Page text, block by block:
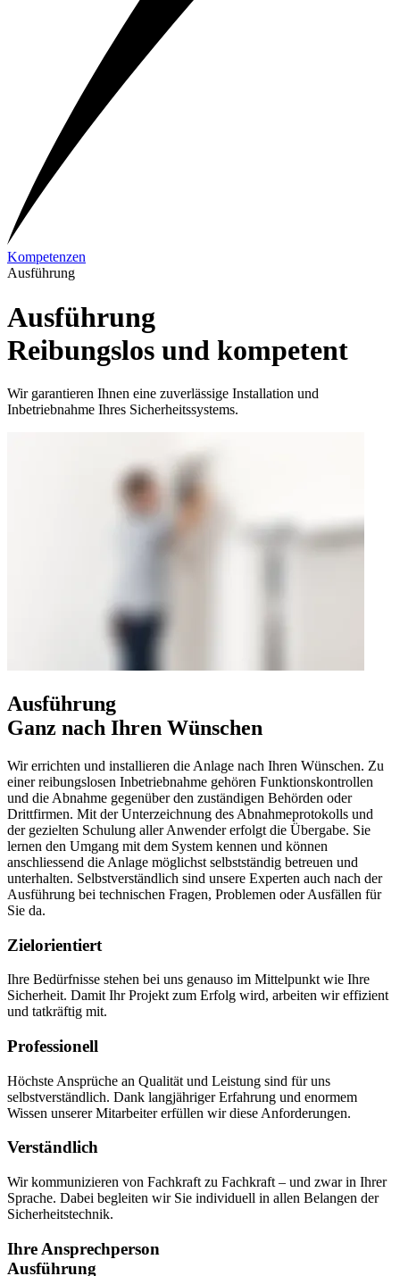
Kompetenzen
Ausführung
Ausführung
Reibungslos und kompetent
Wir garantieren Ihnen eine zuverlässige Installation und
Inbetriebnahme Ihres Sicherheitssystems.
Ausführung
Ganz nach Ihren Wünschen
Wir errichten und installieren die Anlage nach Ihren Wünschen. Zu
einer reibungslosen Inbetriebnahme gehören Funktionskontrollen
und die Abnahme gegenüber den zuständigen Behörden oder
Drittfirmen. Mit der Unterzeichnung des Abnahmeprotokolls und
der gezielten Schulung aller Anwender erfolgt die Übergabe. Sie
lernen den Umgang mit dem System kennen und können
anschliessend die Anlage möglichst selbstständig betreuen und
unterhalten. Selbstverständlich sind unsere Experten auch nach der
Ausführung bei technischen Fragen, Problemen oder Ausfällen für
Sie da.
Zielorientiert
Ihre Bedürfnisse stehen bei uns genauso im Mittelpunkt wie Ihre
Sicherheit. Damit Ihr Projekt zum Erfolg wird, arbeiten wir effizient
und tatkräftig mit.
Professionell
Höchste Ansprüche an Qualität und Leistung sind für uns
selbstverständlich. Dank langjähriger Erfahrung und enormem
Wissen unserer Mitarbeiter erfüllen wir diese Anforderungen.
Verständlich
Wir kommunizieren von Fachkraft zu Fachkraft – und zwar in Ihrer
Sprache. Dabei begleiten wir Sie individuell in allen Belangen der
Sicherheitstechnik.
Ihre Ansprechperson
Ausführung